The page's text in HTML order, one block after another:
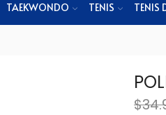
TAEKWONDO TENIS TENIS
$